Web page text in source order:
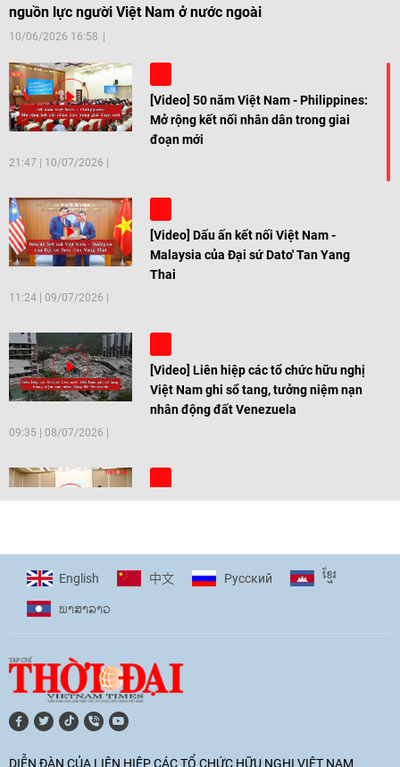
nguồn lực người Việt Nam ở nước ngoài
10/06/2026 16:58
[Video] 50 năm Việt Nam - Philippines:
Mở rộng kết nối nhân dân trong giai
đoạn mới
21:47 | 10/07/2026
[Video] Dấu ấn kết nối Việt Nam -
Malaysia của Đại sứ Dato' Tan Yang
Thai
11:24 | 09/07/2026
[Video] Liên hiệp các tổ chức hữu nghị
Việt Nam ghi sổ tang, tưởng niệm nạn
nhân động đất Venezuela
09:35 | 08/07/2026
[Video] Trẻ em Đông Á cùng kiến tạo
11:10|17/06/2026
hòa bình, hữu nghị giữa các dân tộc"
English 中文 Pусский ខ្មែរ
ພາ​ສາ​ລາວ
DIỄN ĐÀN CỦA LIÊN HIỆP CÁC TỔ CHỨC HỮU NGHỊ VIỆT NAM